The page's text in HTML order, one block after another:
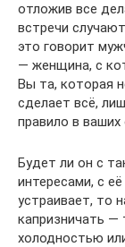
отложив все
встречи
это говорит
— женщина, с
Вы та, которая
сделает всё,
правило в
Будет ли он с
интересами, с
устраивает, то
капризничать —
холодностью